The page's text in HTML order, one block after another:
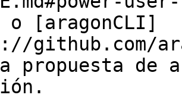
[aragonCLI]
github.com/
propuesta de